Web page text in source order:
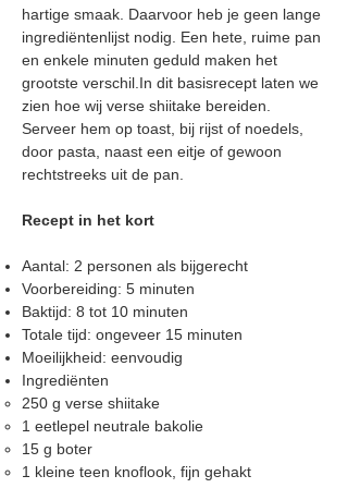
hartige smaak. Daarvoor heb je geen lange
ingrediëntenlijst nodig. Een hete, ruime pan
en enkele minuten geduld maken het
grootste verschil.In dit basisrecept laten we
zien hoe wij verse shiitake bereiden.
Serveer hem op toast, bij rijst of noedels,
door pasta, naast een eitje of gewoon
rechtstreeks uit de pan.
Recept in het kort
Aantal: 2 personen als bijgerecht
Voorbereiding: 5 minuten
Baktijd: 8 tot 10 minuten
Totale tijd: ongeveer 15 minuten
Moeilijkheid: eenvoudig
Ingrediënten
250 g verse shiitake
1 eetlepel neutrale bakolie
15 g boter
1 kleine teen knoflook, fijn gehakt